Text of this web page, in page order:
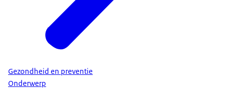
Gezondheid en preventie
Onderwerp